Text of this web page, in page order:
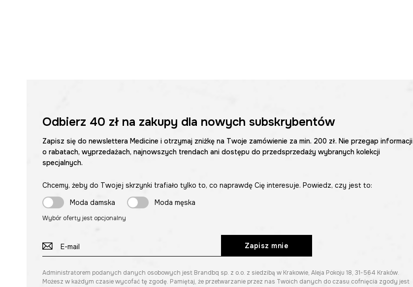
Odbierz 40 złna zakupy dla nowych subskrybentów
Zapisz się do newslettera Medicine i otrzymaj zniżkę na Twoje zamówienie za min. 200 zł. Nie przegap informacji
o rabatach, wyprzedażach, najnowszych trendach ani dostępu do przedsprzedaży wybranych kolekcji
specjalnych.
Chcemy, żeby do Twojej skrzynki trafiało tylko to, co naprawdę Cię interesuje. Powiedz, czy jest to:
Moda damska
Moda męska
Wybór oferty jest opcjonalny
Zapisz mnie
Administratorem podanych danych osobowych jest Brandbq sp. z o.o. z siedzibą w Krakowie, Aleja Pokoju 18, 31-564 Kraków.
Możesz w każdym czasie wycofać tę zgodę. Pamiętaj, że przetwarzanie przez nas Twoich danych do czasu cofnięcia zgody jest